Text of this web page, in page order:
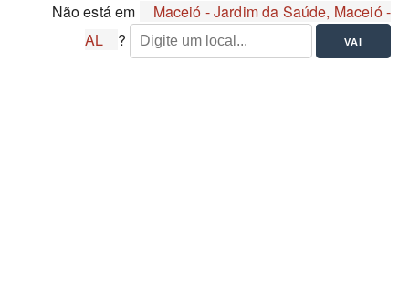
Não está em
Maceió - Jardim da Saúde, Maceió -
AL
?